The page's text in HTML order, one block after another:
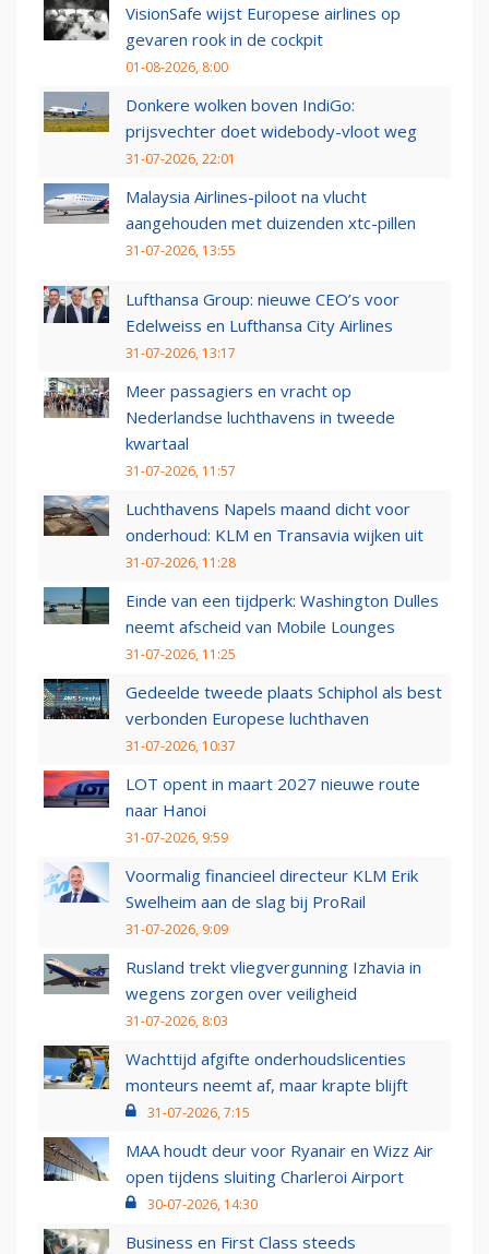
VisionSafe wijst Europese airlines op
gevaren rook in de cockpit
01-08-2026, 8:00
Donkere wolken boven IndiGo:
prijsvechter doet widebody-vloot weg
31-07-2026, 22:01
Malaysia Airlines-piloot na vlucht
aangehouden met duizenden xtc-pillen
31-07-2026, 13:55
Lufthansa Group: nieuwe CEO’s voor
Edelweiss en Lufthansa City Airlines
31-07-2026, 13:17
Meer passagiers en vracht op
Nederlandse luchthavens in tweede
kwartaal
31-07-2026, 11:57
Luchthavens Napels maand dicht voor
onderhoud: KLM en Transavia wijken uit
31-07-2026, 11:28
Einde van een tijdperk: Washington Dulles
neemt afscheid van Mobile Lounges
31-07-2026, 11:25
Gedeelde tweede plaats Schiphol als best
verbonden Europese luchthaven
31-07-2026, 10:37
LOT opent in maart 2027 nieuwe route
naar Hanoi
31-07-2026, 9:59
Voormalig financieel directeur KLM Erik
Swelheim aan de slag bij ProRail
31-07-2026, 9:09
Rusland trekt vliegvergunning Izhavia in
wegens zorgen over veiligheid
31-07-2026, 8:03
Wachttijd afgifte onderhoudslicenties
monteurs neemt af, maar krapte blijft
31-07-2026, 7:15
MAA houdt deur voor Ryanair en Wizz Air
open tijdens sluiting Charleroi Airport
30-07-2026, 14:30
Business en First Class steeds